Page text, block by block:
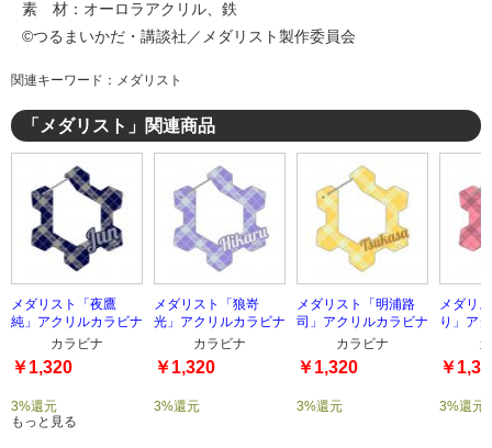
素 材：オーロラアクリル、鉄
©つるまいかだ・講談社／メダリスト製作委員会
関連キーワード：メダリスト
「メダリスト」関連商品
メダリスト「夜鷹
純」アクリルカラビナ
カラビナ
￥1,320
3%還元
メダリスト「狼嵜
光」アクリルカラビナ
カラビナ
￥1,320
3%還元
メダリスト「明浦路
司」アクリルカラビナ
カラビナ
￥1,320
3%還元
メダリ
り」ア
￥
3%還元
もっと見る